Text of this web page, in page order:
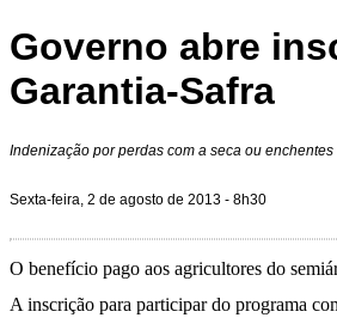
Governo abre
Garantia-Safra
Indenização por perdas com a seca ou
Sexta-feira, 2 de agosto de 2013 - 8h30
O benefício pago aos agricultores do
A inscrição para participar do programa